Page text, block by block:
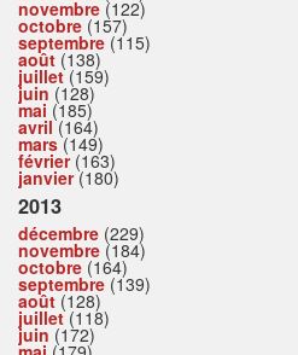
novembre (122)
octobre (157)
septembre (115)
août (138)
juillet(159)
juin (128)
mai (185)
avril(164)
mars(149)
février(163)
janvier(180)
2013
décembre (229)
novembre (184)
octobre (164)
septembre (139)
août (128)
juillet(118)
juin (172)